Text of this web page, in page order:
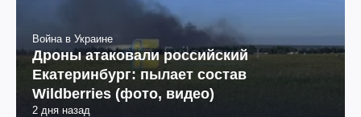
Война в Украине
Дроны атаковали российский
Екатеринбург: пылает состав
Wildberries (фото, видео)
2 дня назад